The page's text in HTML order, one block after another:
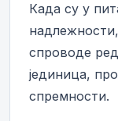
Када су у
спроводе
јединица,
спремности.